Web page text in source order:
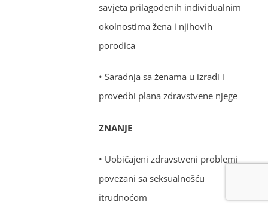
savjeta prilagođenih individualnim
okolnostima žena i njihovih
porodica
• Saradnja sa ženama u izradi i
provedbi plana zdravstvene njege
ZNANJE
• Uobičajeni zdravstveni problemi
povezani sa seksualnošću
itrudnoćom